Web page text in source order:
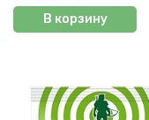
В корзину